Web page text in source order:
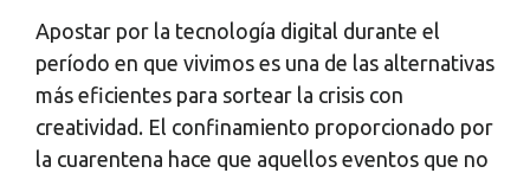
Apostar por la tecnología digital durante el
período en que vivimos es una de las alternativas
más eficientes para sortear la crisis con
creatividad. El confinamiento proporcionado por
la cuarentena hace que aquellos eventos que no